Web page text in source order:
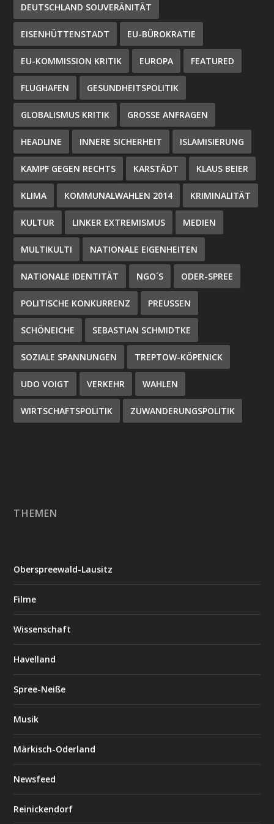
DEUTSCHLAND SOUVERÄNITÄT
EISENHÜTTENSTADT EU-BÜROKRATIE
EU-KOMMISSION KRITIK EUROPA FEATURED
FLUGHAFEN GESUNDHEITSPOLITIK
GLOBALISMUS KRITIK GROSSE ANFRAGEN
HEADLINE INNERE SICHERHEIT ISLAMISIERUNG
KAMPF GEGEN RECHTS KARSTÄDT KLAUS BEIER
KLIMA KOMMUNALWAHLEN 2014 KRIMINALITÄT
KULTUR LINKER EXTREMISMUS MEDIEN
MULTIKULTI NATIONALE EIGENHEITEN
NATIONALE IDENTITÄT NGO´S ODER-SPREE
POLITISCHE KONKURRENZ PREUSSEN
SCHÖNEICHE SEBASTIAN SCHMIDTKE
SOZIALE SPANNUNGEN TREPTOW-KÖPENICK
UDO VOIGT VERKEHR WAHLEN
WIRTSCHAFTSPOLITIK ZUWANDERUNGSPOLITIK
THEMEN
Oberspreewald-Lausitz
Filme
Wissenschaft
Havelland
Spree-Neiße
Musik
Märkisch-Oderland
Newsfeed
Reinickendorf